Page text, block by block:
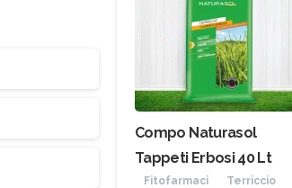
Compo Naturasol
Tappeti Erbosi 40 Lt
Fitofarmaci
Terriccio